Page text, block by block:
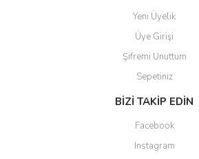
Yeni Üyelik
Üye Girişi
Şifremi Unuttum
Sepetiniz
BİZİ TAKİP EDİN
Facebook
Instagram